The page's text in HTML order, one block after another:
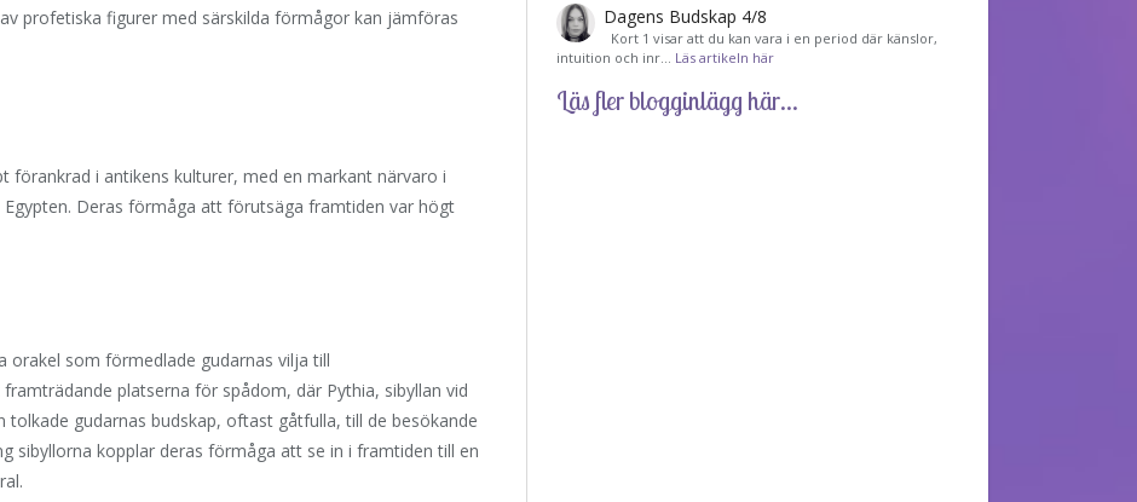
profetiska figurer med särskilda förmågor kan jämföras
förankrad i antikens kulturer, med en markant närvaro i
Deras förmåga att förutsäga framtiden var högt
orakel som förmedlade gudarnas vilja till
platserna för spådom, där Pythia, sibyllan vid
gudarnas budskap, oftast gåtfulla, till de besökande
sibyllorna kopplar deras förmåga att se in i framtiden till en
Dagens Budskap 4/8
Kort 1 visar att du kan vara i en period där känslor,
intuition och inr… Läs artikeln här
Läs fler blogginlägg här...